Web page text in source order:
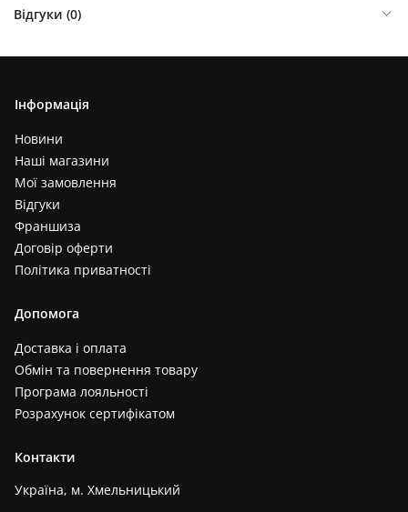
Відгуки (0)
Інформація
Новини
Наші магазини
Мої замовлення
Відгуки
Франшиза
Договір оферти
Політика приватності
Допомога
Доставка і оплата
Обмін та повернення товару
Програма лояльності
Розрахунок сертифікатом
Контакти
Україна, м. Хмельницький